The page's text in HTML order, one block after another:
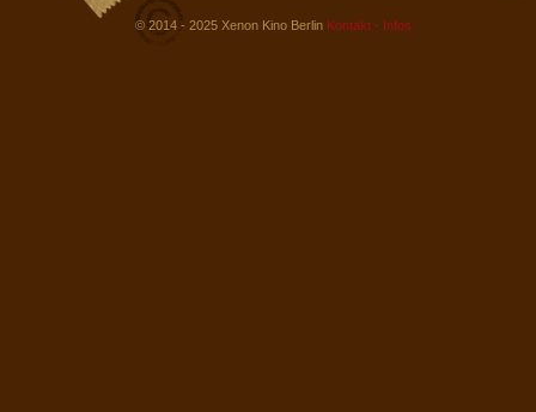
© 2014 - 2025 Xenon Kino Berlin Kontakt - Infos